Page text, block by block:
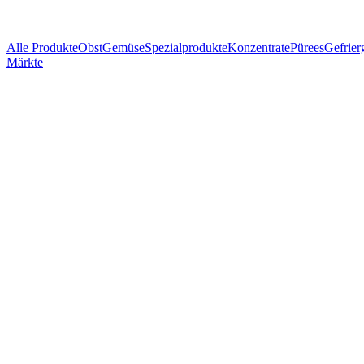
Alle ProdukteObstGemüseSpezialprodukteKonzentratePürees
Märkte